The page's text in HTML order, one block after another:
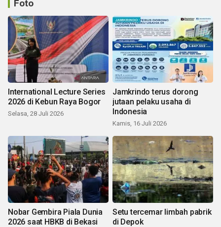
Foto
International Lecture Series
2026 di Kebun Raya Bogor
Selasa, 28 Juli 2026
Jamkrindo terus dorong
jutaan pelaku usaha di
Indonesia
Kamis, 16 Juli 2026
Nobar Gembira Piala Dunia
2026 saat HBKB di Bekasi
Setu tercemar limbah pabrik
di Depok